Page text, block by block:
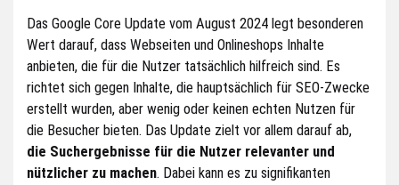
Das Google Core Update vom August 2024 legt besonderen
Wert darauf, dass Webseiten und Onlineshops Inhalte
anbieten, die für die Nutzer tatsächlich hilfreich sind. Es
richtet sich gegen Inhalte, die hauptsächlich für SEO-Zwecke
erstellt wurden, aber wenig oder keinen echten Nutzen für
die Besucher bieten. Das Update zielt vor allem darauf ab,
die Suchergebnisse für die Nutzer relevanter und
nützlicher zu machen. Dabei kann es zu signifikanten